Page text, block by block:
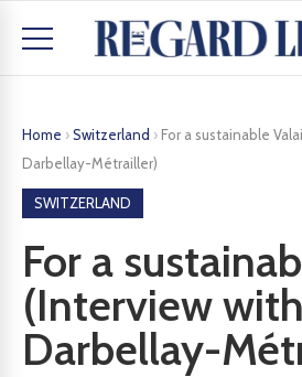
Home ›Switzerland › For a sustainable
Darbellay-Métrailler)
SWITZERLAND
For a
(Interview
Darbellay-